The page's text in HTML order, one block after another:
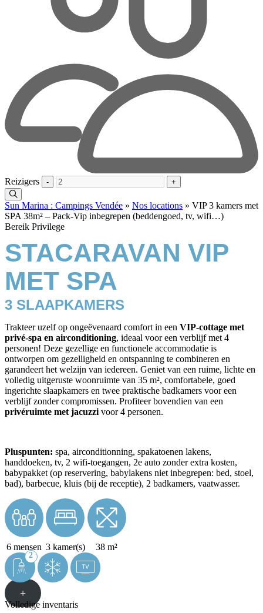
Reizigers - +
Sun Marina : Campings Vendée » Nos locations » VIP 3 kamers met
SPA 38m² – Pack-Vip inbegrepen (beddengoed, tv, wifi…)
Bereik Privilege
STACARAVAN VIP
MET SPA
3 SLAAPKAMERS
Trakteer uzelf op ongeëvenaard comfort in een VIP-cottage met
privé-spa en airconditioning, ideaal voor een verblijf met 4
personen! Deze gezellige en functionele accommodatie is
ontworpen om gezelligheid en ontspanning te combineren en
garandeert het welzijn van iedereen. Geniet van een ruime, lichte en
volledig uitgeruste woonruimte van 35 m², comfortabele, goed
ingerichte slaapkamers en twee praktische badkamers voor een
verblijf zonder compromissen. Profiteer bovendien van een
privéruimte met jacuzzi voor 4 personen.
Pluspunten: spa, airconditionning, spakatoenen lakens,
handdoeken, tv, 2 wifi-toegangen, 2e auto zonder extra kosten,
babypakket (op reservering, babylakens niet inbegrepen: bed, stoel,
bad), barbecue, kluis (bij de receptie), 2 badkamers, vaatwasser.
6 mensen 3 kamer(s) 38 m²
2
+
Volledige inventaris